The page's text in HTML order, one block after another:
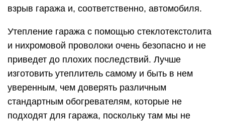
взрыв гаража и, соответственно, автомобиля.
Утепление гаража с помощью стеклотекстолита
и нихромовой проволоки очень безопасно и не
приведет до плохих последствий. Лучше
изготовить утеплитель самому и быть в нем
уверенным, чем доверять различным
стандартным обогревателям, которые не
подходят для гаража, поскольку там мы не